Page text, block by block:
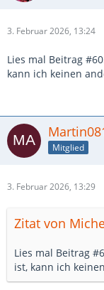
3. Februar 2026, 13:24
Lies mal Beitrag
kann ich keinen
Mitglied
3. Februar 2026, 13:29
Zitat von
Lies mal Beitrag
ist, kann ich